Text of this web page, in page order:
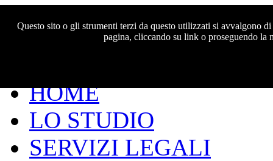
Questo sito o gli strumenti terzi da questo utilizzati si avvalgono
pagina, cliccando su link o proseguendo la
Studio Legale Brunetti
HOME
LO STUDIO
SERVIZI LEGALI